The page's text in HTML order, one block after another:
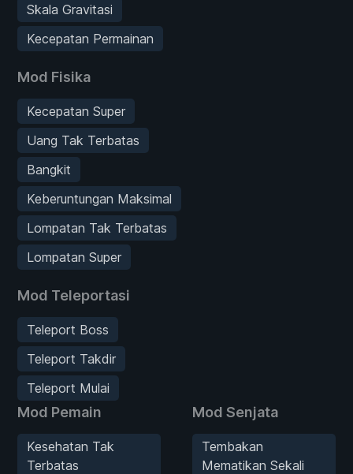
Skala Gravitasi
Kecepatan Permainan
Mod Fisika
Kecepatan Super
Uang Tak Terbatas
Bangkit
Keberuntungan Maksimal
Lompatan Tak Terbatas
Lompatan Super
Mod Teleportasi
Teleport Boss
Teleport Takdir
Teleport Mulai
Mod Pemain
Kesehatan Tak
Terbatas
Mod Senjata
Tembakan
Mematikan Sekali